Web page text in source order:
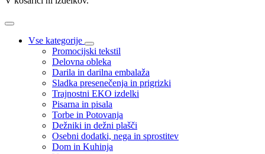
Vse kategorije
Promocijski tekstil
Delovna obleka
Darila in darilna embalaža
Sladka presenečenja in prigrizki
Trajnostni EKO izdelki
Pisarna in pisala
Torbe in Potovanja
Dežniki in dežni plašči
Osebni dodatki, nega in sprostitev
Dom in Kuhinja